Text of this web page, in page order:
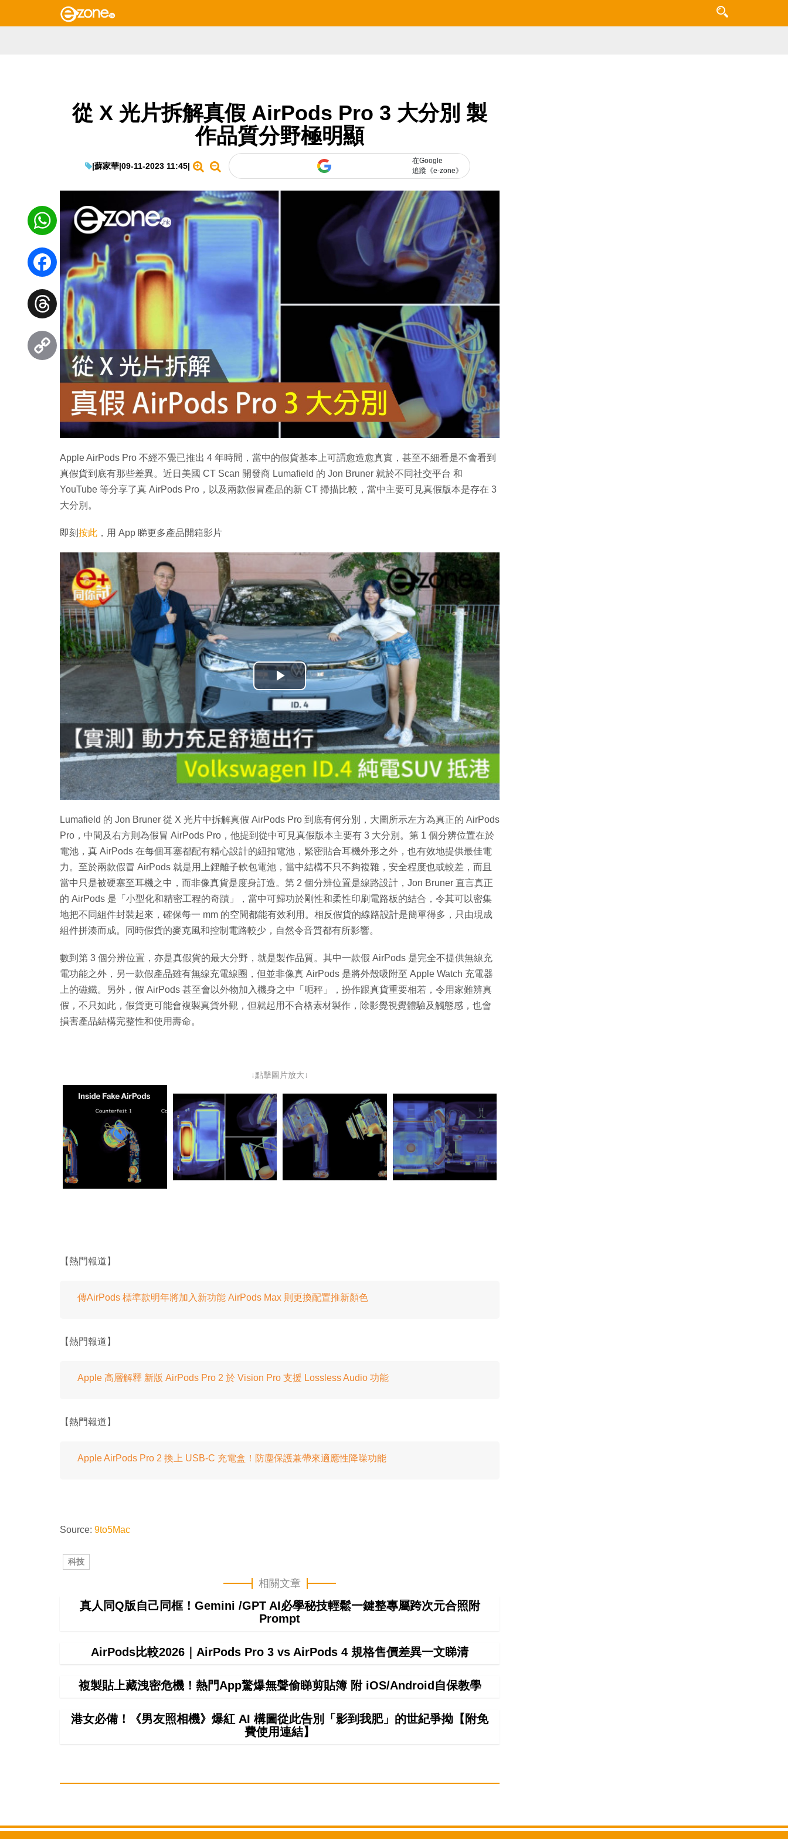
從 X 光片拆解真假 AirPods Pro 3 大分別 製
作品質分野極明顯
|蘇家華|09-11-2023 11:45|
在Google
追蹤《e-zone》
Apple AirPods Pro 不經不覺已推出 4 年時間，當中的假貨基本上可謂愈造愈真實，甚至不細看是不會看到
真假貨到底有那些差異。近日美國 CT Scan 開發商 Lumafield 的 Jon Bruner 就於不同社交平台 和
YouTube 等分享了真 AirPods Pro，以及兩款假冒產品的新 CT 掃描比較，當中主要可見真假版本是存在 3
大分別。
即刻 按此 ，用 App 睇更多產品開箱影片
播
放
影
片
Lumafield 的 Jon Bruner 從 X 光片中拆解真假 AirPods Pro 到底有何分別，大圖所示左方為真正的 AirPods
Pro，中間及右方則為假冒 AirPods Pro，他提到從中可見真假版本主要有 3 大分別。第 1 個分辨位置在於
電池，真 AirPods 在每個耳塞都配有精心設計的紐扣電池，緊密貼合耳機外形之外，也有效地提供最佳電
力。至於兩款假冒 AirPods 就是用上鋰離子軟包電池，當中結構不只不夠複雜，安全程度也或較差，而且
當中只是被硬塞至耳機之中，而非像真貨是度身訂造。第 2 個分辨位置是線路設計，Jon Bruner 直言真正
的 AirPods 是「小型化和精密工程的奇蹟」，當中可歸功於剛性和柔性印刷電路板的結合，令其可以密集
地把不同組件封裝起來，確保每一 mm 的空間都能有效利用。相反假貨的線路設計是簡單得多，只由現成
組件拼湊而成。同時假貨的麥克風和控制電路較少，自然令音質都有所影響。
數到第 3 個分辨位置，亦是真假貨的最大分野，就是製作品質。其中一款假 AirPods 是完全不提供無線充
電功能之外，另一款假產品雖有無線充電線圈，但並非像真 AirPods 是將外殼吸附至 Apple Watch 充電器
上的磁鐵。另外，假 AirPods 甚至會以外物加入機身之中「呃秤」，扮作跟真貨重要相若，令用家難辨真
假，不只如此，假貨更可能會複製真貨外觀，但就起用不合格素材製作，除影覺視覺體驗及觸態感，也會
損害產品結構完整性和使用壽命。
↓點擊圖片放大↓
【熱門報道】
傳AirPods 標準款明年將加入新功能 AirPods Max 則更換配置推新顏色
【熱門報道】
Apple 高層解釋 新版 AirPods Pro 2 於 Vision Pro 支援 Lossless Audio 功能
【熱門報道】
Apple AirPods Pro 2 換上 USB-C 充電盒！防塵保護兼帶來適應性降噪功能
Source: 9to5Mac
科技
相關文章
真人同Q版自己同框！Gemini /GPT AI必學秘技輕鬆一鍵整專屬跨次元合照附
Prompt
AirPods比較2026｜AirPods Pro 3 vs AirPods 4 規格售價差異一文睇清
複製貼上藏洩密危機！熱門App驚爆無聲偷睇剪貼簿 附 iOS/Android自保教學
港女必備！《男友照相機》爆紅 AI 構圖從此告別「影到我肥」的世紀爭拗【附免
費使用連結】
WhatsApp
Facebook
Threads